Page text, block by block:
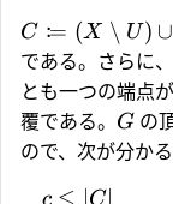
C := (X ∖ U) ∪
である。さらに
とも一つの端点が
覆である。 G の
ので、次が分か
c ≤ C